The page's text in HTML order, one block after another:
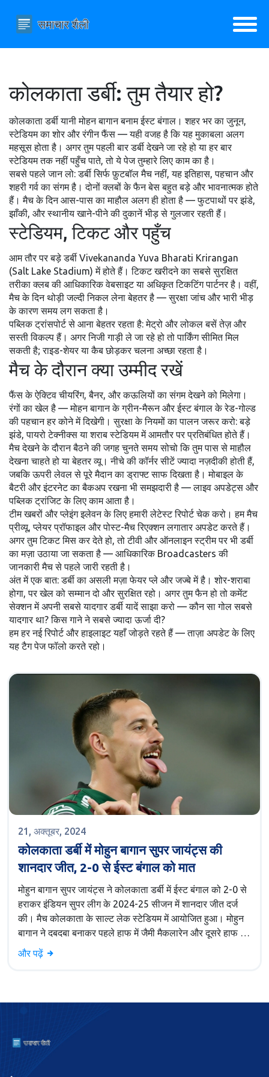
कोलकाता डर्बी: तुम तैयार हो?
कोलकाता डर्बी यानी मोहन बागान बनाम ईस्ट बंगाल। शहर भर का जुनून,
स्टेडियम का शोर और रंगीन फैंस — यही वजह है कि यह मुकाबला अलग
महसूस होता है। अगर तुम पहली बार डर्बी देखने जा रहे हो या हर बार
स्टेडियम तक नहीं पहुँच पाते, तो ये पेज तुम्हारे लिए काम का है।
सबसे पहले जान लो: डर्बी सिर्फ फ़ुटबॉल मैच नहीं, यह इतिहास, पहचान और
शहरी गर्व का संगम है। दोनों क्लबों के फैन बेस बहुत बड़े और भावनात्मक होते
हैं। मैच के दिन आस-पास का माहौल अलग ही होता है — फुटपाथों पर झंडे,
झाँकी, और स्थानीय खाने-पीने की दुकानें भीड़ से गुलजार रहती हैं।
स्टेडियम, टिकट और पहुँच
आम तौर पर बड़े डर्बी Vivekananda Yuva Bharati Krirangan
(Salt Lake Stadium) में होते हैं। टिकट खरीदने का सबसे सुरक्षित
तरीका क्लब की आधिकारिक वेबसाइट या अधिकृत टिकटिंग पार्टनर है। वहीं,
मैच के दिन थोड़ी जल्दी निकल लेना बेहतर है — सुरक्षा जांच और भारी भीड़
के कारण समय लग सकता है।
पब्लिक ट्रांसपोर्ट से आना बेहतर रहता है: मेट्रो और लोकल बसें तेज़ और
सस्ती विकल्प हैं। अगर निजी गाड़ी ले जा रहे हो तो पार्किंग सीमित मिल
सकती है; राइड-शेयर या कैब छोड़कर चलना अच्छा रहता है।
मैच के दौरान क्या उम्मीद रखें
फैंस के ऐक्टिव चीयरिंग, बैनर, और कऊलियों का संगम देखने को मिलेगा।
रंगों का खेल है — मोहन बागान के ग्रीन-मैरून और ईस्ट बंगाल के रेड-गोल्ड
की पहचान हर कोने में दिखेगी। सुरक्षा के नियमों का पालन जरूर करो: बड़े
झंडे, पायरो टेक्नीक्स या शराब स्टेडियम में आमतौर पर प्रतिबंधित होते हैं।
मैच देखने के दौरान बैठने की जगह चुनते समय सोचो कि तुम पास से माहौल
देखना चाहते हो या बेहतर व्यू। नीचे की कॉर्नर सीटें ज्यादा नज़दीकी होती हैं,
जबकि ऊपरी लेवल से पूरे मैदान का ड्राफ्ट साफ दिखता है। मोबाइल के
बैटरी और इंटरनेट का बैकअप रखना भी समझदारी है — लाइव अपडेट्स और
पब्लिक ट्रांजिट के लिए काम आता है।
टीम खबरों और प्लेइंग इलेवन के लिए हमारी लेटेस्ट रिपोर्ट चेक करो। हम मैच
प्रीव्यू, प्लेयर प्रॉफाइल और पोस्ट-मैच रिएक्शन लगातार अपडेट करते हैं।
अगर तुम टिकट मिस कर देते हो, तो टीवी और ऑनलाइन स्ट्रीम पर भी डर्बी
का मज़ा उठाया जा सकता है — आधिकारिक Broadcasters की
जानकारी मैच से पहले जारी रहती है।
अंत में एक बात: डर्बी का असली मज़ा फेयर प्ले और जज्बे में है। शोर-शराबा
होगा, पर खेल को सम्मान दो और सुरक्षित रहो। अगर तुम फैन हो तो कमेंट
सेक्शन में अपनी सबसे यादगार डर्बी यादें साझा करो — कौन सा गोल सबसे
यादगार था? किस गाने ने सबसे ज्यादा ऊर्जा दी?
हम हर नई रिपोर्ट और हाइलाइट यहाँ जोड़ते रहते हैं — ताज़ा अपडेट के लिए
यह टैग पेज फॉलो करते रहो।
21, अक्तूबर, 2024
कोलकाता डर्बी में मोहुन बागान सुपर जायंट्स की
शानदार जीत, 2-0 से ईस्ट बंगाल को मात
मोहुन बागान सुपर जायंट्स ने कोलकाता डर्बी में ईस्ट बंगाल को 2-0 से
हराकर इंडियन सुपर लीग के 2024-25 सीजन में शानदार जीत दर्ज
की। मैच कोलकाता के साल्ट लेक स्टेडियम में आयोजित हुआ। मोहुन
बागान ने दबदबा बनाकर पहले हाफ में जैमी मैकलारेन और दूसरे हाफ में
दिमित्री पेत्रातोस के गोल से जीत सुनिश्चित की, जबकि ईस्ट बंगाल
की टीम नया कोच होने के बावजूद संघर्ष करती नज़र आई।
और पढ़ें